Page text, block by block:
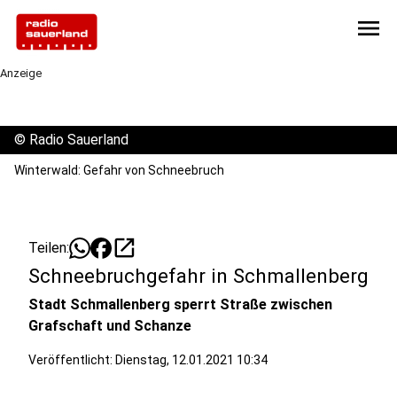
menu
Anzeige
© Radio Sauerland
Winterwald: Gefahr von Schneebruch
Teilen: open_in_new
Schneebruchgefahr in Schmallenberg
Stadt Schmallenberg sperrt Straße zwischen
Grafschaft und Schanze
Veröffentlicht: Dienstag, 12.01.2021 10:34